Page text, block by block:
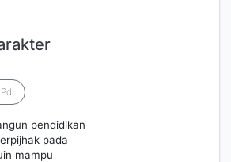
pendidikan
pada
mampu